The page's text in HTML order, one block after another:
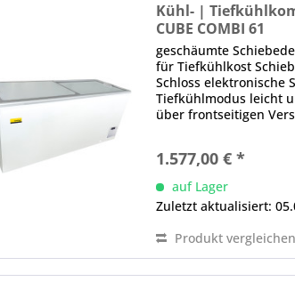
Kühl- |
CUBE COMBI 61
geschäumte
für Tiefkühlkost
Schloss elektronische
Tiefkühlmodus leicht
über frontseitigen
1.577,00 € *
auf Lager
Zuletzt aktualisiert:
Produkt vergleichen